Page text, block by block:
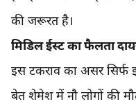
की जरूरत है।
मिडिल ईस्ट का फैलता
इस टकराव का असर सिर्फ
बेत शेमेश में नौ लोगों की